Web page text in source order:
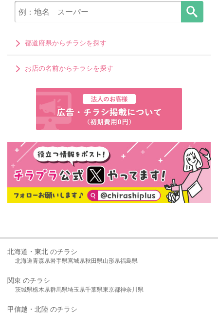
都道府県からチラシを探す
お店の名前からチラシを探す
北海道・東北 のチラシ
北海道青森県岩手県宮城県秋田県山形県福島県
関東 のチラシ
茨城県栃木県群馬県埼玉県千葉県東京都神奈川県
甲信越・北陸 のチラシ